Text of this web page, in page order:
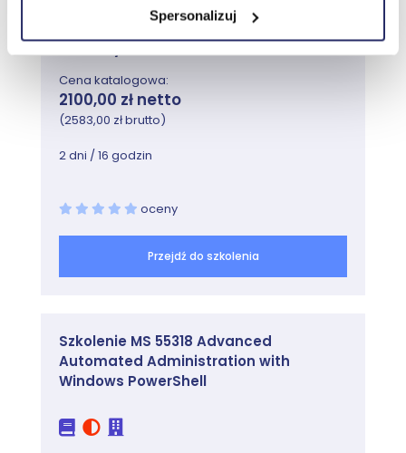
Spersonalizuj
Lab: Wdrażanie witryn i replikacji AD DS
Modyfikowanie domyślnej witryny
Tworzenie dodatkowych witryn i podsieci
Konfigurowanie replikacji AD DS
Monitorowanie i rozwiązywanie problemów
replikacji AD DS
Ten moduł opisuje wdrażanie infrastruktury GPO.
Moduł zapewnia przegląd komponentów i
technologii, które tworzą strukturę zasad grup.
Wdrażanie i zarządzanie GPO
Zasięg zasad grup i przetwarzanie zasad
grup
zastosowaniem zasad grup
Najbliższy termin:
Prosimy o kontakt
Cena katalogowa:
2100,00 zł netto
(2583,00 zł brutto)
2 dni / 16 godzin
oceny
Przejdź do szkolenia
Szkolenie MS 55318 Advanced
Automated Administration with
Windows PowerShell